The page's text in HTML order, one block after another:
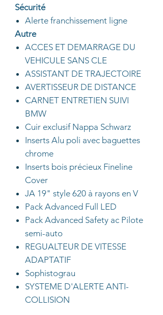
Sécurité
Alerte franchissement ligne
Autre
ACCES ET DEMARRAGE DU
VEHICULE SANS CLE
ASSISTANT DE TRAJECTOIRE
AVERTISSEUR DE DISTANCE
CARNET ENTRETIEN SUIVI
BMW
Cuir exclusif Nappa Schwarz
Inserts Alu poli avec baguettes
chrome
Inserts bois précieux Fineline
Cover
JA 19" style 620 à rayons en V
Pack Advanced Full LED
Pack Advanced Safety ac Pilote
semi-auto
REGUALTEUR DE VITESSE
ADAPTATIF
Sophistograu
SYSTEME D'ALERTE ANTI-
COLLISION